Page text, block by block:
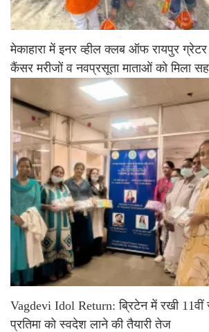
मेकाहारा में इनर व्हील क्लब ऑफ रायपुर
कैंसर मरीजों व नवप्रसूता माताओं को मिला
Vagdevi Idol Return: ब्रिटेन में रखी 11वीं
प्रतिमा को स्वदेश लाने की तैयारी तेज